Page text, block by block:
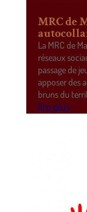
MRC de
La MRC de
réseaux
passage de
apposer des
bruns du
lire plus